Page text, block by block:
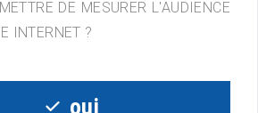
- contact@acaplast.com
DE MESURER L'AUDIENCE
INTERNET ?
oui